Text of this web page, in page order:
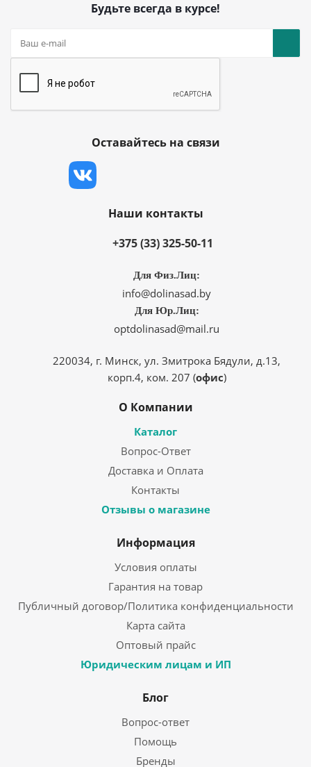
Будьте всегда в курсе!
Оставайтесь на связи
Наши контакты
+375 (33) 325-50-11
Для Физ.Лиц:
info@dolinasad.by
Для Юр.Лиц:
optdolinasad@mail.ru
220034, г. Минск, ул. Змитрока Бядули, д.13,
корп.4, ком. 207 (офис)
О Компании
Каталог
Вопрос-Ответ
Доставка и Оплата
Контакты
Отзывы о магазине
Информация
Условия оплаты
Гарантия на товар
Публичный договор/Политика конфиденциальности
Карта сайта
Оптовый прайс
Юридическим лицам и ИП
Блог
Вопрос-ответ
Помощь
Бренды